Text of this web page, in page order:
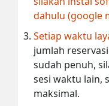
dahulu (google
Setiap waktu
jumlah
sudah penuh,
sesi waktu lain,
maksimal.